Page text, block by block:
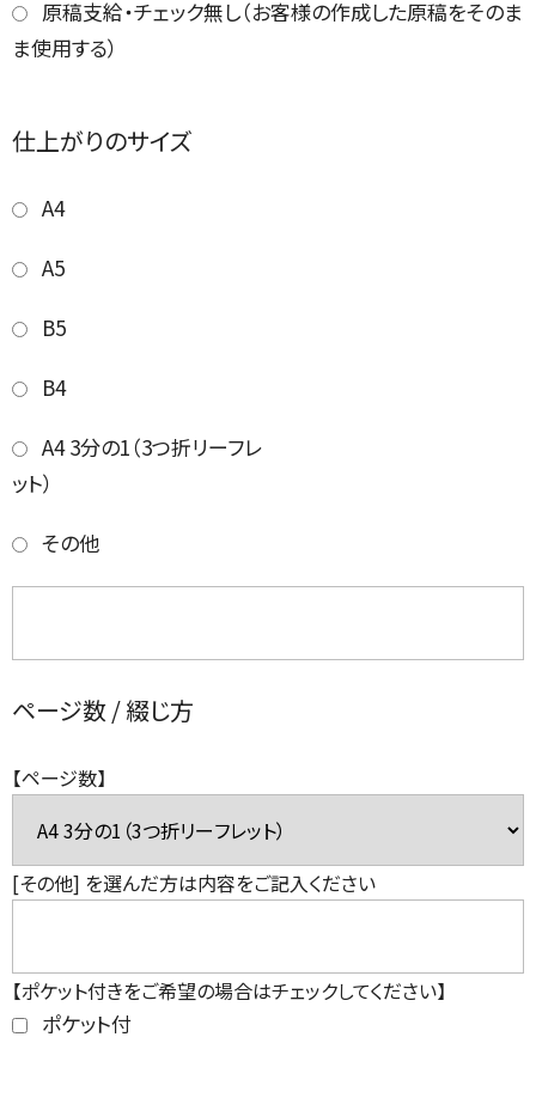
原稿支給・チェック無し（お客様の作成した原稿をそのま
ま使用する）
仕上がりのサイズ
A4
A5
B5
B4
A4 3分の1（3つ折リーフレ
ット）
その他
ページ数 / 綴じ方
【ページ数】
[その他] を選んだ方は内容をご記入ください
【ポケット付きをご希望の場合はチェックしてください】
ポケット付